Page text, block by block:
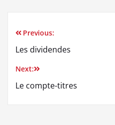
Previous:
Les dividendes
Next:
Le compte-titres